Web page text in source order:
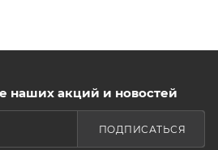
наших акций и новостей
ПОДПИСАТЬСЯ